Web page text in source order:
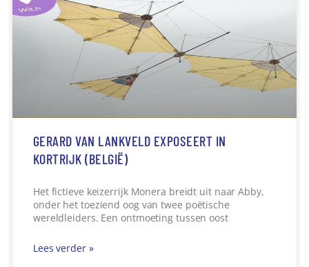
GERARD VAN LANKVELD EXPOSEERT IN
KORTRIJK (BELGIË)
Het fictieve keizerrijk Monera breidt uit naar Abby,
onder het toeziend oog van twee poëtische
wereldleiders. Een ontmoeting tussen oost
Lees verder »